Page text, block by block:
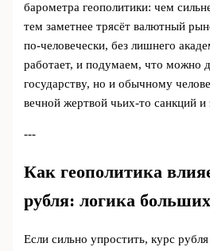
барометра геополитики: чем
тем заметнее трясёт валютный
по‑человечески, без лишнего
работает, и подумаем, что можно
государству, но и обычному
вечной жертвой чьих‑то санкций и
---
Как геополитика
рубля: логика
Если сильно упростить, курс